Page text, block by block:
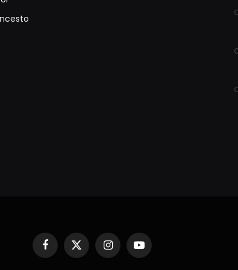
Facebook
X
(Twitter)
InstagramYouTube